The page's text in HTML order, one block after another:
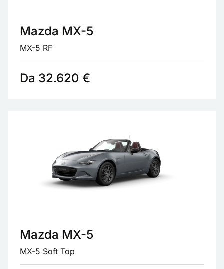
Mazda MX-5
MX-5 RF
Da 32.620 €
Mazda MX-5
MX-5 Soft Top